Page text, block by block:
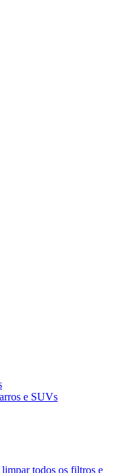
e SUVs
todos os filtros e